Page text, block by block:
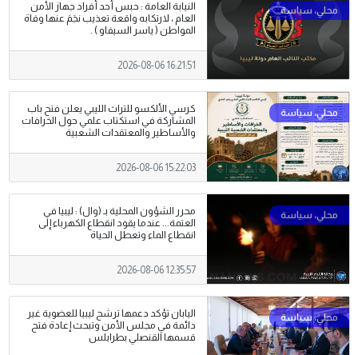
النيابة العامة : حبس أحد أفراد جهاز الأمن
العام ، لارتكابه واقعة تعذيب نجَمَ عنها وفاة
المواطن ( ياسر السيفاو ) .
2026-08-06 16:21:51
كرسي الألكسو للتراث الليبي يعلن فتح باب
المشاركة في استكتاب علمي حول الخرافات
والأساطير والمعتقدات الشعبية
2026-08-06 15:22:03
محرر الشؤون المحلية بـ (وال) : ليبيا في
العتمة... عندما يقود انقطاع الكهرباء إلى
انقطاع الماء وتعطل الحياة
2026-08-06 12:35:57
اليابان تؤكد دعمها ترشح ليبيا للعضوية غير
دائمة في مجلس الأمن وتبحث إعادة فتح
قسمها القنصلي بطرابلس